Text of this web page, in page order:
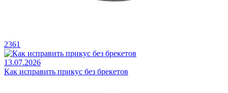
2361
13.07.2026
Как исправить прикус без брекетов